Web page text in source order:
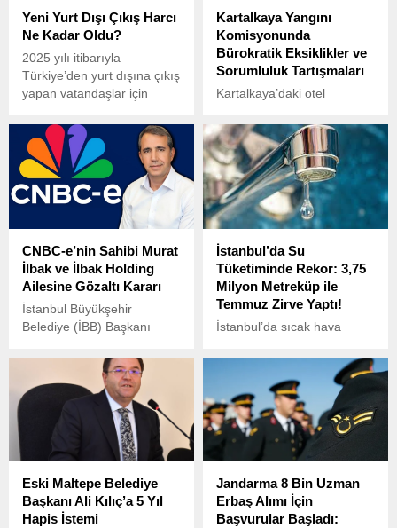
Yeni Yurt Dışı Çıkış Harcı
Ne Kadar Oldu?
2025 yılı itibarıyla
Türkiye’den yurt dışına çıkış
yapan vatandaşlar için
harcı, 710 TL olarak
belirlenmiş durumda. 2024
yılında 500 TL olan bu harç,
2025’teki düzenleme ile
artış göstermiştir.
Kartalkaya Yangını
Komisyonunda
Bürokratik Eksiklikler ve
Sorumluluk Tartışmaları
Kartalkaya’daki otel
kurulan Meclis komisyonu,
Çalışma ve Sosyal Güvenlik
Bakanlığı temsilcilerini
dinledi.
CNBC-e’nin Sahibi Murat
İlbak ve İlbak Holding
Ailesine Gözaltı Kararı
İstanbul Büyükşehir
Belediye (İBB) Başkanı
başlatılan operasyon
kapsamında, CNBC-e’nin
de bünyesinde yer aldığı
İlbak Holding’in ortakları ve
aile üyeleri hakkında gözaltı
kararı verildi.
İstanbul’da Su
Tüketiminde Rekor: 3,75
Milyon Metreküp ile
Temmuz Zirve Yaptı!
İstanbul’da sıcak hava
zirveye taşıdı.
Eski Maltepe Belediye
Başkanı Ali Kılıç’a 5 Yıl
Hapis İstemi
Jandarma 8 Bin Uzman
Erbaş Alımı İçin
Başvurular Başladı: